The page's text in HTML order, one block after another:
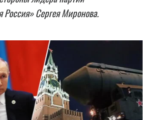
Россия» Сергея Миронова.